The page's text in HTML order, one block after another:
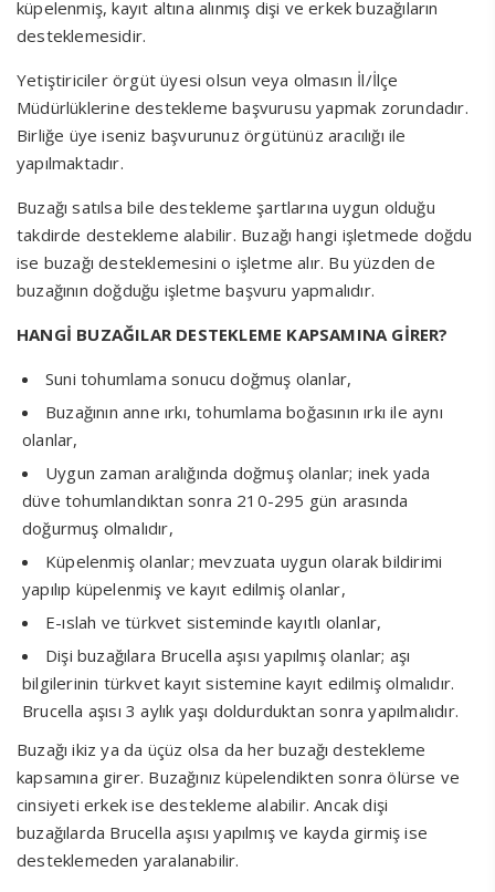
küpelenmiş, kayıt altına alınmış dişi ve erkek buzağıların
desteklemesidir.
Yetiştiriciler örgüt üyesi olsun veya olmasın İl/İlçe
Müdürlüklerine destekleme başvurusu yapmak zorundadır.
Birliğe üye iseniz başvurunuz örgütünüz aracılığı ile
yapılmaktadır.
Buzağı satılsa bile destekleme şartlarına uygun olduğu
takdirde destekleme alabilir. Buzağı hangi işletmede doğdu
ise buzağı desteklemesini o işletme alır. Bu yüzden de
buzağının doğduğu işletme başvuru yapmalıdır.
HANGİ BUZAĞILAR DESTEKLEME KAPSAMINA GİRER?
Suni tohumlama sonucu doğmuş olanlar,
Buzağının anne ırkı, tohumlama boğasının ırkı ile aynı
olanlar,
Uygun zaman aralığında doğmuş olanlar; inek yada
düve tohumlandıktan sonra 210-295 gün arasında
doğurmuş olmalıdır,
Küpelenmiş olanlar; mevzuata uygun olarak bildirimi
yapılıp küpelenmiş ve kayıt edilmiş olanlar,
E-ıslah ve türkvet sisteminde kayıtlı olanlar,
Dişi buzağılara Brucella aşısı yapılmış olanlar; aşı
bilgilerinin türkvet kayıt sistemine kayıt edilmiş olmalıdır.
Brucella aşısı 3 aylık yaşı doldurduktan sonra yapılmalıdır.
Buzağı ikiz ya da üçüz olsa da her buzağı destekleme
kapsamına girer. Buzağınız küpelendikten sonra ölürse ve
cinsiyeti erkek ise destekleme alabilir. Ancak dişi
buzağılarda Brucella aşısı yapılmış ve kayda girmiş ise
desteklemeden yaralanabilir.